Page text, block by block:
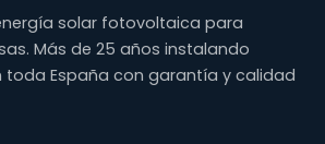
solar fotovoltaica para
Más de 25 años instalando
toda España con garantía y calidad